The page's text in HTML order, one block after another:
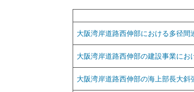
大阪湾岸道路西伸部における多径間
大阪湾岸道路西伸部の建設事業に
大阪湾岸道路西伸部の海上部長大